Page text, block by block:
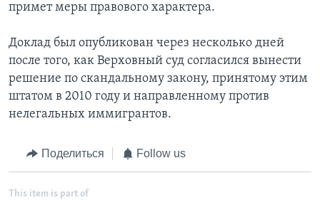
примет меры правового характера.
Доклад был опубликован через несколько дней
после того, как Верховный суд согласился вынести
решение по скандальному закону, принятому этим
штатом в 2010 году и направленному против
нелегальных иммигрантов.
Поделиться Follow us
This item is part of